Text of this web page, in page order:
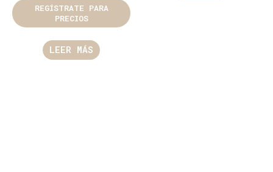
REGÍSTRATE PARA
PRECIOS
LEER MÁS